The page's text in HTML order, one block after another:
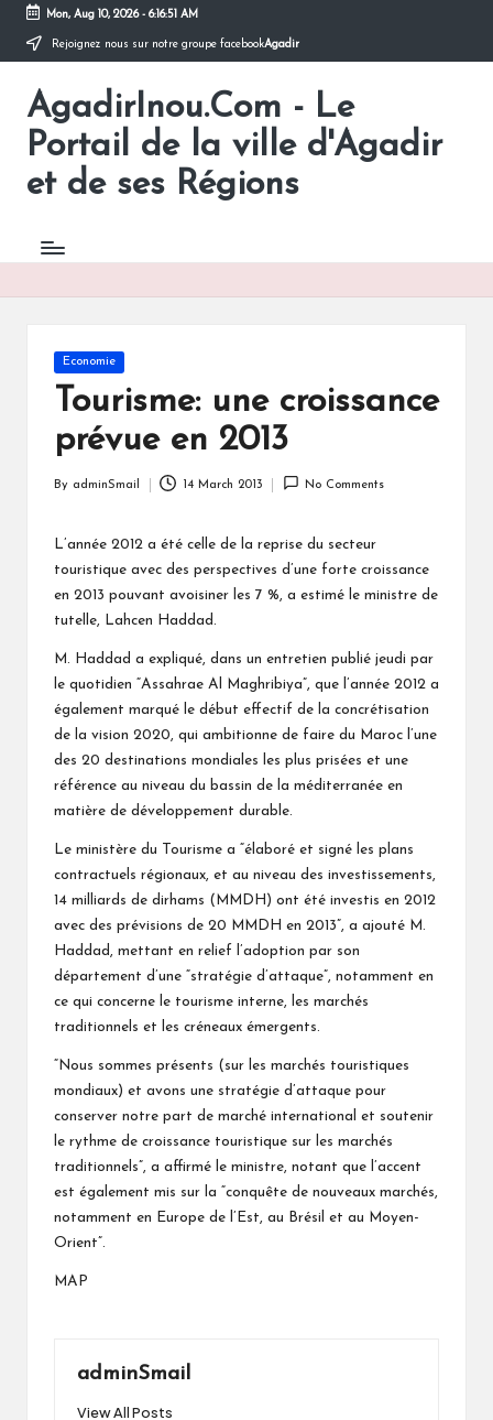
Skip
content
Mon, Aug 10, 2026- 6:16:51 AM
Rejoignez nous sur notre groupe facebookAgadir
AgadirInou.Com - Le
Portail de la ville d'Agadir
et de ses Régions
Toute
l'actualité
ville
en
un
Posted
in
Economie
Tourisme: une croissance
prévue en 2013
By adminSmail 14 March 2013 No Comments
L’année 2012 a été celle de la reprise du secteur
touristique avec des perspectives d’une forte croissance
en 2013 pouvant avoisiner les 7 %, a estimé le ministre de
tutelle, Lahcen Haddad.
M. Haddad a expliqué, dans un entretien publié jeudi par
le quotidien “Assahrae Al Maghribiya”, que l’année 2012 a
également marqué le début effectif de la concrétisation
de la vision 2020, qui ambitionne de faire du Maroc l’une
des 20 destinations mondiales les plus prisées et une
référence au niveau du bassin de la méditerranée en
matière de développement durable.
Le ministère du Tourisme a “élaboré et signé les plans
contractuels régionaux, et au niveau des investissements,
14 milliards de dirhams (MMDH) ont été investis en 2012
avec des prévisions de 20 MMDH en 2013”, a ajouté M.
Haddad, mettant en relief l’adoption par son
département d’une “stratégie d’attaque”, notamment en
ce qui concerne le tourisme interne, les marchés
traditionnels et les créneaux émergents.
“Nous sommes présents (sur les marchés touristiques
mondiaux) et avons une stratégie d’attaque pour
conserver notre part de marché international et soutenir
le rythme de croissance touristique sur les marchés
traditionnels”, a affirmé le ministre, notant que l’accent
est également mis sur la “conquête de nouveaux marchés,
notamment en Europe de l’Est, au Brésil et au Moyen-
Orient”.
MAP
adminSmail
View All Posts